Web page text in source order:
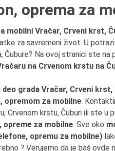
oprema za
mobilni Vračar, Crveni krst,
za savremeni život. U
Čubure? Na ovoj stranici ste
na Crvenom krstu na
grada Vračar, Crveni krst,
opremom za mobilne.
Crvenom krstu, Čuburi ili ste
opreme za mobilne. Sve oko
opremu za mobilne)
? Verujemo da je baš ovde